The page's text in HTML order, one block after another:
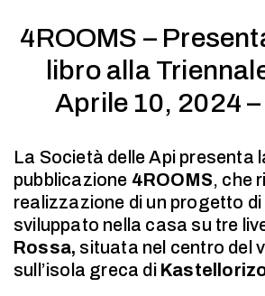
4ROOMS –
libro alla
Aprile 10, 2024
La Società delle Api presenta
pubblicazione 4ROOMS, che
realizzazione di un progetto
sviluppato nella casa su tre
Rossa, situata nel centro del
sull’isola greca di